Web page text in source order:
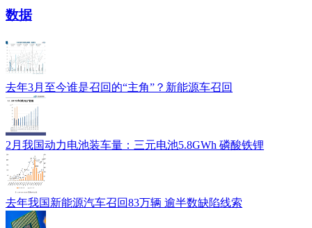
数据
去年3月至今谁是召回的“主角”？新能源车召回
2月我国动力电池装车量：三元电池5.8GWh 磷酸铁锂
去年我国新能源汽车召回83万辆 逾半数缺陷线索